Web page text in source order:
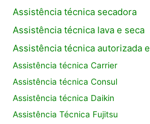
Assistência técnica secadora
Assistência técnica lava e seca
Assistência técnica autorizada
Assistência técnica Carrier
Assistência técnica Consul
Assistência técnica Daikin
Assistência Técnica Fujitsu